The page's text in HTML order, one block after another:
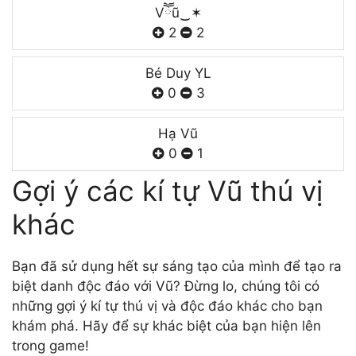
Vཽũ‿✶
2
2
Bé Duy YL
0
3
Hạ Vũ
0
1
Gợi ý các kí tự Vũ thú vị
khác
Bạn đã sử dụng hết sự sáng tạo của mình để tạo ra
biệt danh độc đáo với Vũ? Đừng lo, chúng tôi có
những gợi ý kí tự thú vị và độc đáo khác cho bạn
khám phá. Hãy để sự khác biệt của bạn hiện lên
trong game!